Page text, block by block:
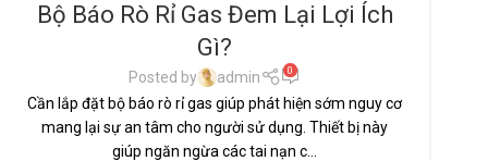
28Bộ Báo Rò Rỉ Gas Đem Lại Lợi Ích
Gì?
Posted by admin 0
Cần lắp đặt bộ báo rò rỉ gas giúp phát hiện sớm nguy cơ
mang lại sự an tâm cho người sử dụng. Thiết bị này
giúp ngăn ngừa các tai nạn c...